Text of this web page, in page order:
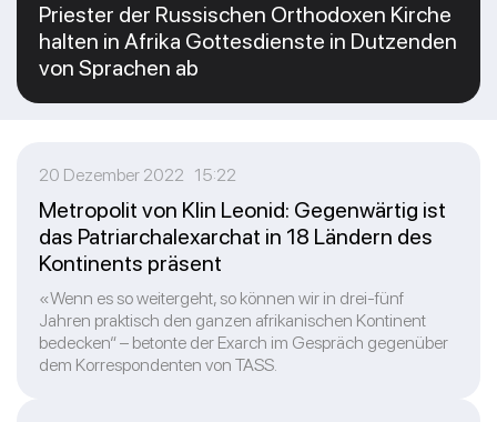
Priester der Russischen Orthodoxen Kirche
halten in Afrika Gottesdienste in Dutzenden
von Sprachen ab
20 Dezember 2022 15:22
Metropolit von Klin Leonid: Gegenwärtig ist
das Patriarchalexarchat in 18 Ländern des
Kontinents präsent
«Wenn es so weitergeht, so können wir in drei-fünf
Jahren praktisch den ganzen afrikanischen Kontinent
bedecken“ – betonte der Exarch im Gespräch gegenüber
dem Korrespondenten von TASS.